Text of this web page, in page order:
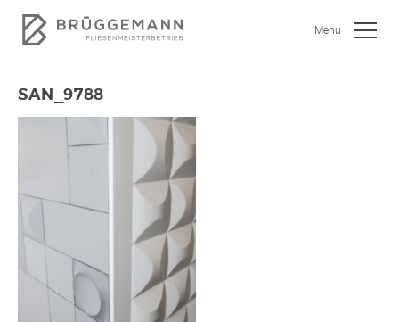
Menu
SHOWROOM
JOBS
WOHNEN
SAN_9788